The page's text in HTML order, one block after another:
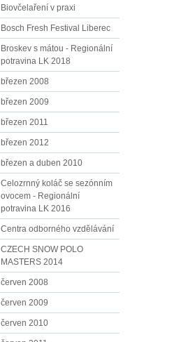
Biovčelaření v praxi
Bosch Fresh Festival Liberec
Broskev s mátou - Regionální
potravina LK 2018
březen 2008
březen 2009
březen 2011
březen 2012
březen a duben 2010
Celozrnný koláč se sezónním
ovocem - Regionální
potravina LK 2016
Centra odborného vzdělávání
CZECH SNOW POLO
MASTERS 2014
červen 2008
červen 2009
červen 2010